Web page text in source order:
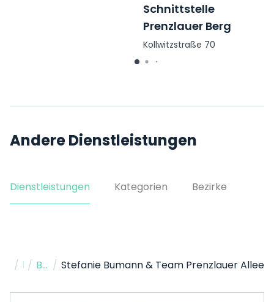
Schnittstelle
Prenzlauer Berg
Kollwitzstraße 70
Andere Dienstleistungen
Dienstleistungen Kategorien Bezirke
Heim
/ Friseur
/ Berlin / Stefanie Bumann & Team Prenzlauer Allee